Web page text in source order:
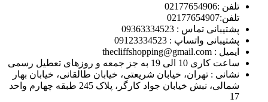
تلفن :02177654906
تلفن:02177654907
پشتیبانی تماس : 09363334523
پشتیبانی واتساپ : 09123334523
ايميل : thecliffshopping@gmail.com
ساعت کاری 10 الی 19 به جز جمعه و روزهای تعطیل رسمی
نشانی : تهران، خیابان شریعتی، خیابان طالقانی، خیابان بهار
شمالی، نبش خیابان جواد کارگر، پلاک 245 طبقه چهارم واحد
17